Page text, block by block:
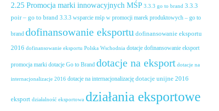
2.25 Promocja marki innowacyjnych MŚP 3.3.3 go to brand 3.3.3
poir – go to brand 3.3.3 wsparcie mśp w promocji marek produktowych – go to
brand dofinansowanie eksportu dofinansowanie eksportu
2016 dofinansowanie eksportu Polska Wschodnia dotacje dofinansowanie eksport
promocja marki dotacje Go to Brand dotacje na eksport dotacje na
internacjonalizacje 2016 dotacje na internacjonalizację dotacje unijne 2016
eksport działalność eksportowa działania eksportowe